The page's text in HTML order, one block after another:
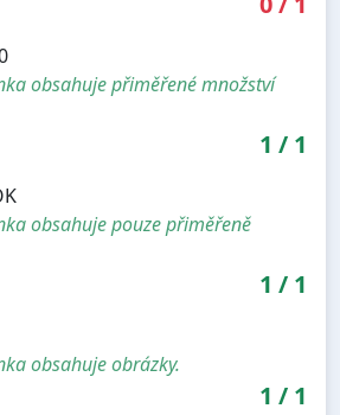
obsahuje přiměřené množství
1 / 1
obsahuje pouze přiměřeně
1 / 1
obsahuje obrázky.
1 / 1